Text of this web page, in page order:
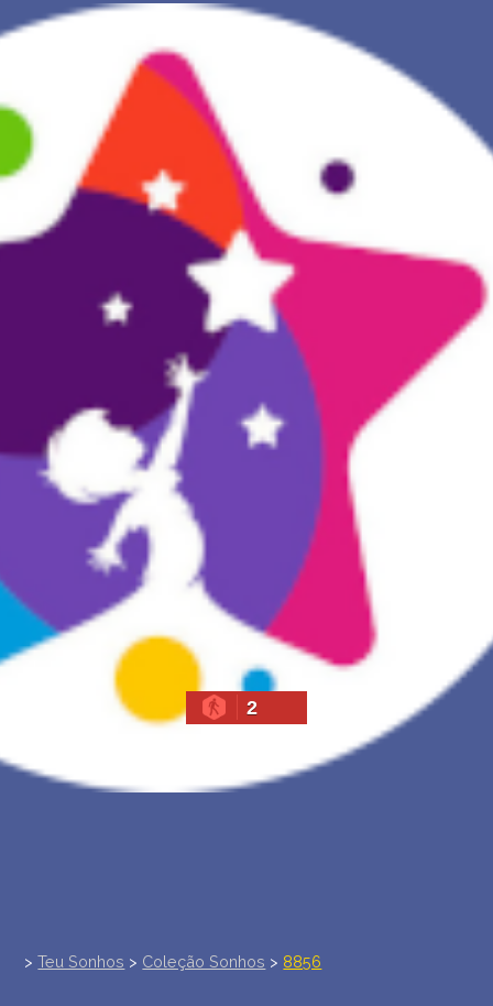
NOVA INTERPRETAÇÃO DOS SONHOS
DIÁRIO DOS SEUS SONHOS (0)
DICIONÁRIO DE SÍMBOLOS DOS SONHOS
COLEÇÃO SONHOS
ESTATÍSTICAS DE SONHOS
COMPRE O BANCO DE DADOS DOS SONHOS$
PERGUNTAS FREQUENTES
INTERPRETAÇÃO PESSOAL DOS SONHOS
SOBRE NÓS
POLÍTICA DE PRIVACIDADE
TERMOS DE USO
2
>Teu Sonhos > Coleção Sonhos > 8856